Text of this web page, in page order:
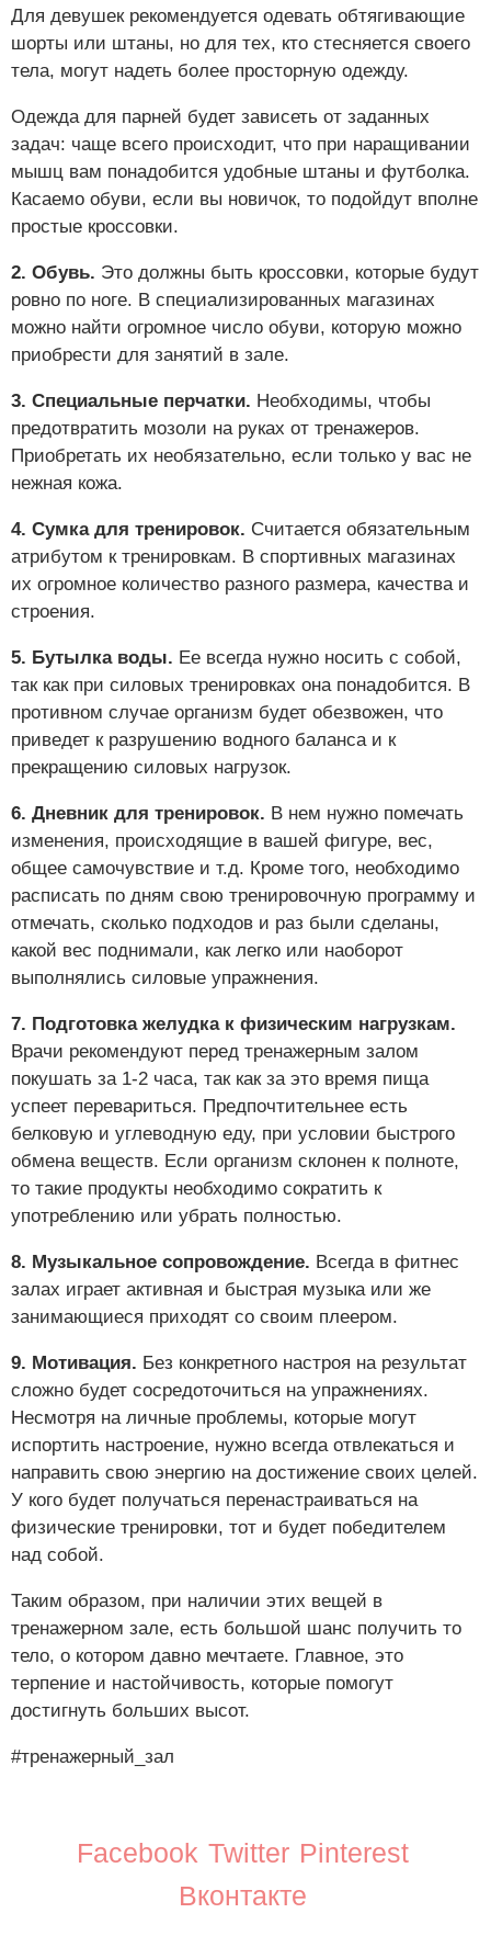
Для девушек рекомендуется одевать обтягивающие
шорты или штаны, но для тех, кто стесняется своего
тела, могут надеть более просторную одежду.
Одежда для парней будет зависеть от заданных
задач: чаще всего происходит, что при наращивании
мышц вам понадобится удобные штаны и футболка.
Касаемо обуви, если вы новичок, то подойдут вполне
простые кроссовки.
2. Обувь. Это должны быть кроссовки, которые будут
ровно по ноге. В специализированных магазинах
можно найти огромное число обуви, которую можно
приобрести для занятий в зале.
3. Специальные перчатки. Необходимы, чтобы
предотвратить мозоли на руках от тренажеров.
Приобретать их необязательно, если только у вас не
нежная кожа.
4. Сумка для тренировок. Считается обязательным
атрибутом к тренировкам. В спортивных магазинах
их огромное количество разного размера, качества и
строения.
5. Бутылка воды. Ее всегда нужно носить с собой,
так как при силовых тренировках она понадобится. В
противном случае организм будет обезвожен, что
приведет к разрушению водного баланса и к
прекращению силовых нагрузок.
6. Дневник для тренировок. В нем нужно помечать
изменения, происходящие в вашей фигуре, вес,
общее самочувствие и т.д. Кроме того, необходимо
расписать по дням свою тренировочную программу и
отмечать, сколько подходов и раз были сделаны,
какой вес поднимали, как легко или наоборот
выполнялись силовые упражнения.
7. Подготовка желудка к физическим нагрузкам.
Врачи рекомендуют перед тренажерным залом
покушать за 1-2 часа, так как за это время пища
успеет перевариться. Предпочтительнее есть
белковую и углеводную еду, при условии быстрого
обмена веществ. Если организм склонен к полноте,
то такие продукты необходимо сократить к
употреблению или убрать полностью.
8. Музыкальное сопровождение. Всегда в фитнес
залах играет активная и быстрая музыка или же
занимающиеся приходят со своим плеером.
9. Мотивация. Без конкретного настроя на результат
сложно будет сосредоточиться на упражнениях.
Несмотря на личные проблемы, которые могут
испортить настроение, нужно всегда отвлекаться и
направить свою энергию на достижение своих целей.
У кого будет получаться перенастраиваться на
физические тренировки, тот и будет победителем
над собой.
Таким образом, при наличии этих вещей в
тренажерном зале, есть большой шанс получить то
тело, о котором давно мечтаете. Главное, это
терпение и настойчивость, которые помогут
достигнуть больших высот.
#тренажерный_зал
Facebook Twitter Pinterest
Вконтакте